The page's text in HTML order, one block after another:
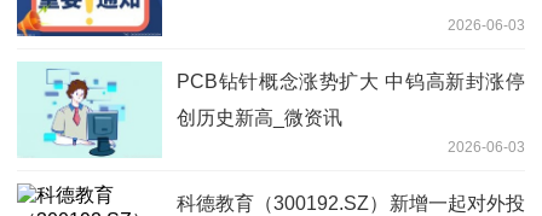
2026-06-03
PCB钻针概念涨势扩大 中钨高新封涨停
创历史新高_微资讯
2026-06-03
科德教育（300192.SZ）新增一起对外投